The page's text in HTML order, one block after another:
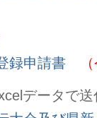
録申請書
データで送